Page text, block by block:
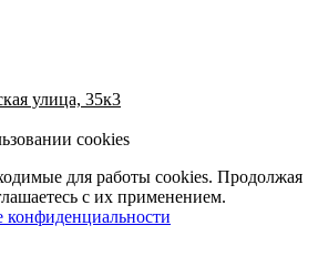
улица, 35к3
cookies
для работы cookies. Продолжая
с их применением.
конфиденциальности